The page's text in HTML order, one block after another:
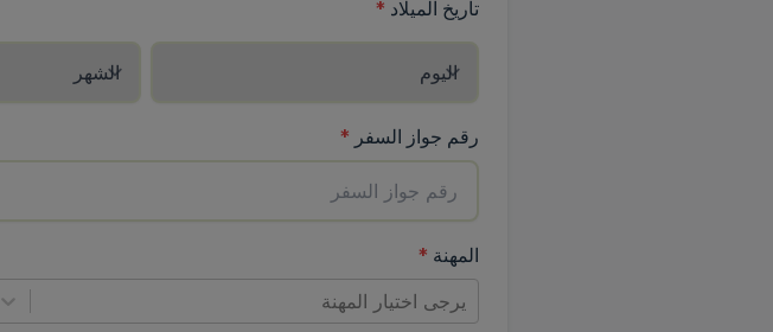
تاريخ الميلاد *
رقم جواز السفر *
المهنة *
يرجى اختيار المهنة